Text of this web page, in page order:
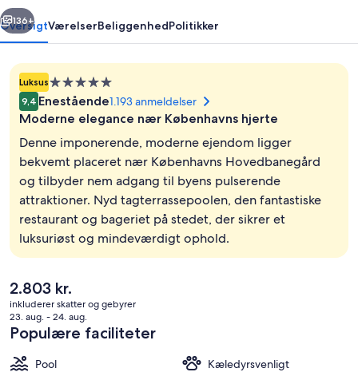
Næste
136+
OversigtVærelserBeliggenhedPolitikker
LuksusOvernatningssted
med
5.0
9,4 Enestående1.193 anmeldelser
Moderne elegance nær Københavns hjerte
Denne imponerende, moderne ejendom ligger
bekvemt placeret nær Københavns Hovedbanegård
og tilbyder nem adgang til byens pulserende
attraktioner. Nyd tagterrassepoolen, den fantastiske
restaurant og bageriet på stedet, der sikrer et
luksuriøst og mindeværdigt ophold.
Den
nuværende
pris
er
2.803 kr.
2.803 kr.
inkluderer skatter og gebyrer
23. aug. - 24. aug.
Populære faciliteter
Pool
Kæledyrsvenligt